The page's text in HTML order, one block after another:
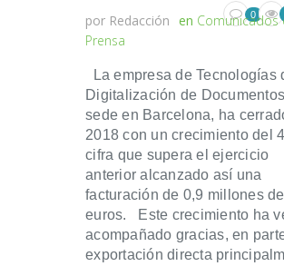
por Redacción en Comunicados
Prensa
0
La empresa de Tecnologías
Digitalización de
sede en Barcelona, ha
2018 con un crecimiento del
cifra que supera el ejercicio
anterior alcanzado así una
facturación de 0,9 millones de
euros. Este crecimiento ha
acompañado gracias, en
exportación directa